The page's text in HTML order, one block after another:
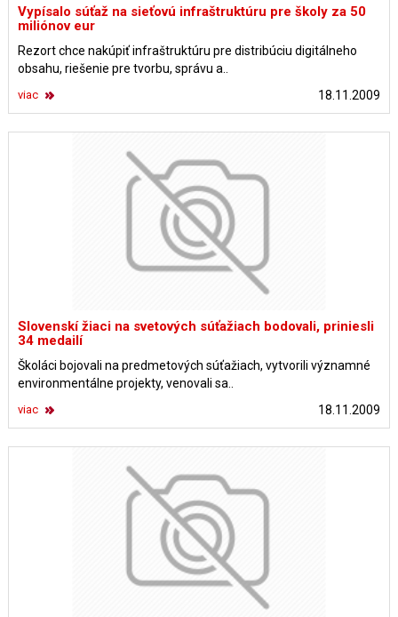
Vypísalo súťaž na sieťovú infraštruktúru pre školy za 50
miliónov eur
Rezort chce nakúpiť infraštruktúru pre distribúciu digitálneho
obsahu, riešenie pre tvorbu, správu a..
18.11.2009
viac
Slovenskí žiaci na svetových súťažiach bodovali, priniesli
34 medailí
Školáci bojovali na predmetových súťažiach, vytvorili významné
environmentálne projekty, venovali sa..
18.11.2009
viac